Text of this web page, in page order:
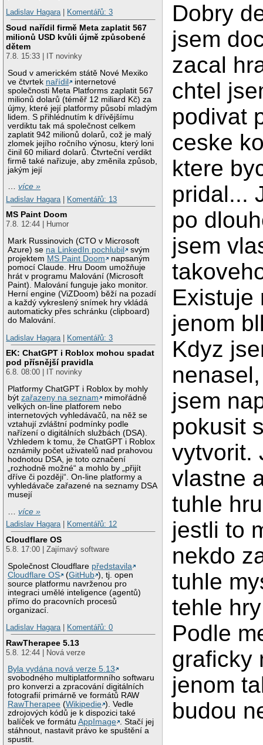
Ladislav Hagara| Komentářů: 3
Soud nařídil firmě Meta zaplatit 567
milionů USD kvůli újmě způsobené
dětem
7.8. 15:33 | IT novinky
Soud v americkém státě Nové Mexiko
ve čtvrtek nařídil
internetové
společnosti Meta Platforms zaplatit 567
milionů dolarů (téměř 12 miliard Kč) za
újmy, které její platformy působí mladým
lidem. S přihlédnutím k dřívějšímu
verdiktu tak má společnost celkem
zaplatit 942 milionů dolarů, což je malý
zlomek jejího ročního výnosu, který loni
činil 60 miliard dolarů. Čtvrteční verdikt
firmě také nařizuje, aby změnila způsob,
jakým její
…více »
Ladislav Hagara
Komentářů: 13
MS Paint Doom
7.8. 12:44 | Humor
Mark Russinovich (CTO v Microsoft
Azure) se na LinkedIn pochlubil
svým
projektem MS Paint Doom
napsaným
pomocí Claude. Hru Doom umožňuje
hrát v programu Malování (Microsoft
Paint). Malování funguje jako monitor.
Herní engine (ViZDoom) běží na pozadí
a každý vykreslený snímek hry vkládá
automaticky přes schránku (clipboard)
do Malování.
Ladislav Hagara
Komentářů: 3
EK: ChatGPT i Roblox mohou spadat
pod přísnější pravidla
6.8. 08:00 | IT novinky
Platformy ChatGPT i Roblox by mohly
býtzařazeny na seznam
mimořádně
velkých on-line platforem nebo
internetových vyhledávačů, na něž se
vztahují zvláštní podmínky podle
nařízení o digitálních službách (DSA).
Vzhledem k tomu, že ChatGPT i Roblox
oznámily počet uživatelů nad prahovou
hodnotou DSA, je toto označení
„rozhodně možné“ a mohlo by „přijít
dříve či později“. On-line platformy a
vyhledávače zařazené na seznamy DSA
musejí
…více »
Ladislav Hagara| Komentářů: 12
Cloudflare OS
5.8. 17:00 | Zajímavý software
Společnost Cloudflare představila
Cloudflare OS
(GitHub ), tj. open
source platformu navrženou pro
integraci umělé inteligence (agentů)
přímo do pracovních procesů
organizací.
Ladislav Hagara| Komentářů: 0
RawTherapee 5.13
5.8. 12:44 | Nová verze
Byla vydána nová verze 5.13
svobodného multiplatformního softwaru
pro konverzi a zpracování digitálních
fotografií primárně ve formátů RAW
RawTherapee (Wikipedie ). Vedle
zdrojových kódů je k dispozici také
balíček ve formátuAppImage . Stačí jej
stáhnout, nastavit právo ke spuštění a
spustit.
Dobry
jsem
zacal
chtel
podivat
ceske
ktere
pridal...
po
jsem
Existuje
jenom
Kdyz
jsem
pokusit
vytvorit.
vlastne
tuhle
jestli to
nekdo
tuhle
tehle
Podle
graficky
jenom
budou